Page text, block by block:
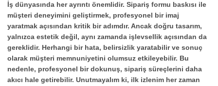
İş dünyasında her ayrıntı önemlidir. Sipariş formu baskısı ile
müşteri deneyimini geliştirmek, profesyonel bir imaj
yaratmak açısından kritik bir adımdır. Ancak doğru tasarım,
yalnızca estetik değil, aynı zamanda işlevsellik açısından da
gereklidir. Herhangi bir hata, belirsizlik yaratabilir ve sonuç
olarak müşteri memnuniyetini olumsuz etkileyebilir. Bu
nedenle, profesyonel bir dokunuş, sipariş süreçlerini daha
akıcı hale getirebilir. Unutmayalım ki, ilk izlenim her zaman